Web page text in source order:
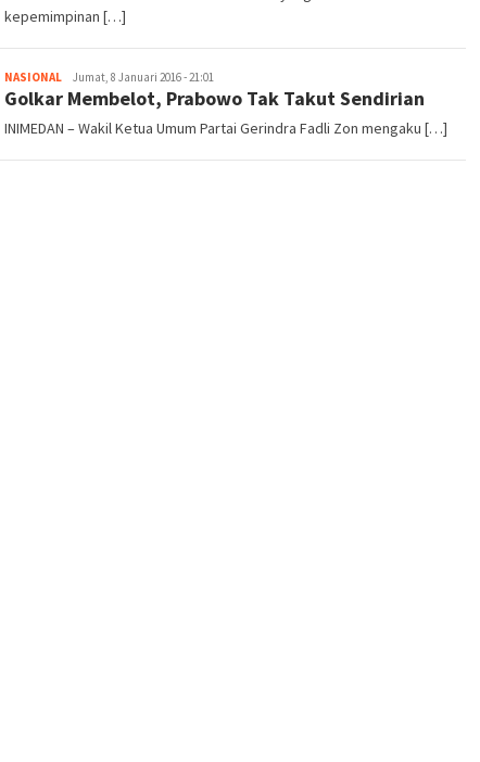
kepemimpinan […]
NASIONAL redaksi
Jumat, 8 Januari 2016 - 21:01
Golkar Membelot, Prabowo Tak Takut Sendirian
INIMEDAN – Wakil Ketua Umum Partai Gerindra Fadli Zon mengaku […]